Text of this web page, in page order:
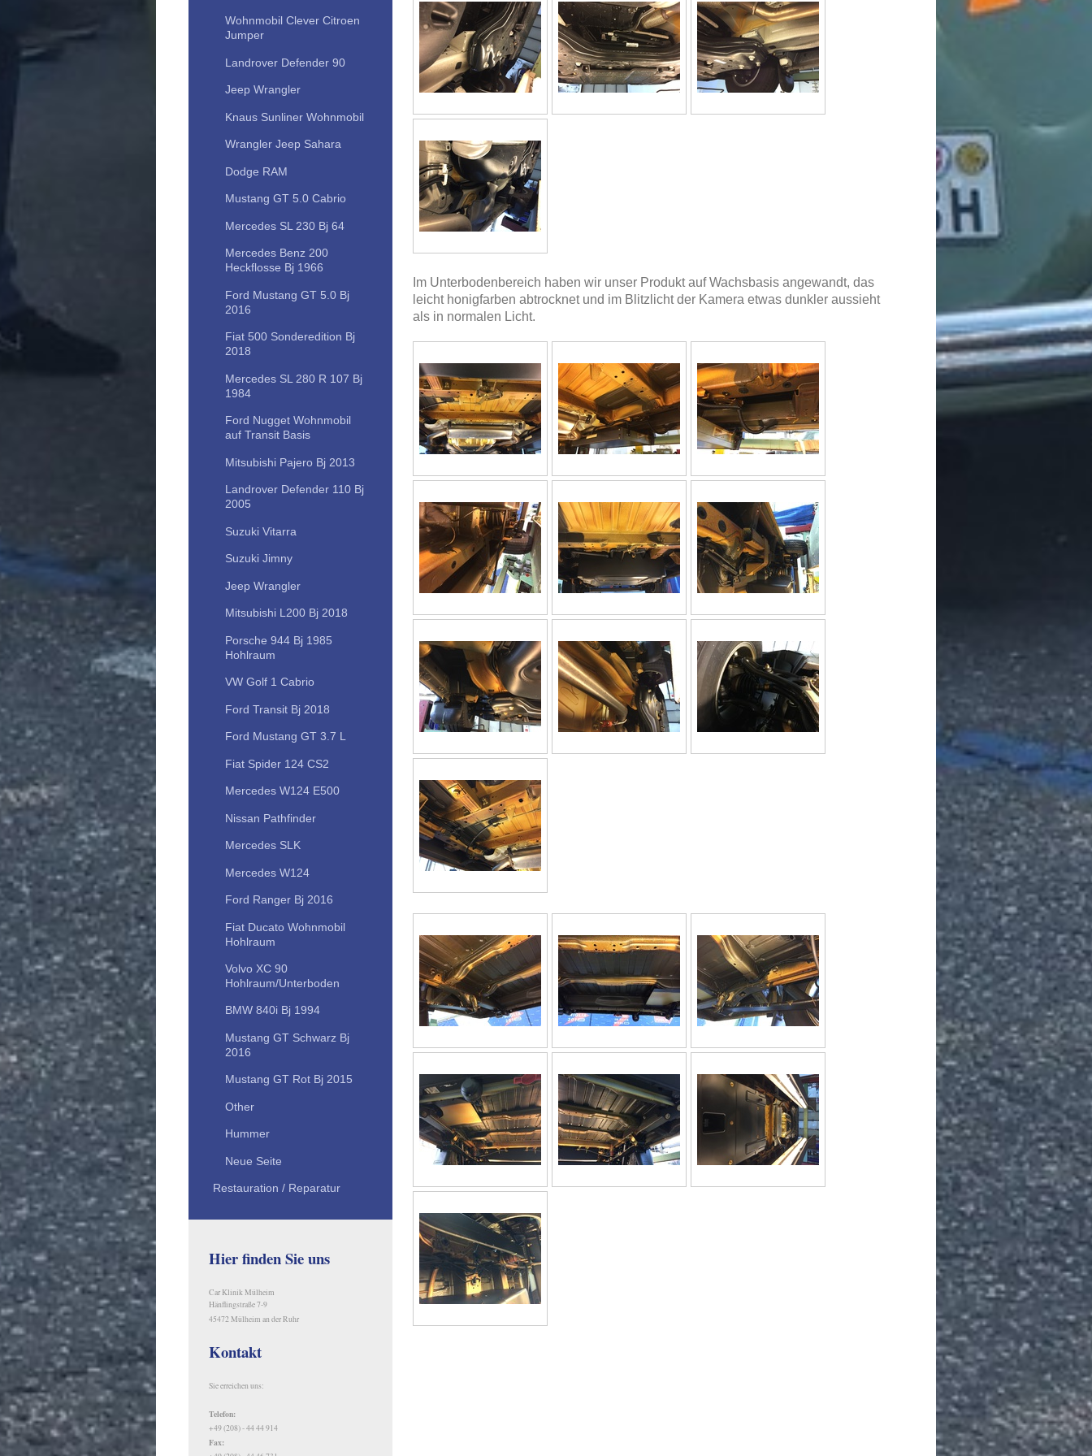
Im Unterbodenbereich haben wir unser Produkt auf Wachsbasis angewandt, das
leicht honigfarben abtrocknet und im Blitzlicht der Kamera etwas dunkler aussieht
als in normalen Licht.
Wohnmobil Clever Citroen
Jumper
Landrover Defender 90
Jeep Wrangler
Knaus Sunliner Wohnmobil
Wrangler Jeep Sahara
Dodge RAM
Mustang GT 5.0 Cabrio
Mercedes SL 230 Bj 64
Mercedes Benz 200
Heckflosse Bj 1966
Ford Mustang GT 5.0 Bj
2016
Fiat 500 Sonderedition Bj
2018
Mercedes SL 280 R 107 Bj
1984
Ford Nugget Wohnmobil
auf Transit Basis
Mitsubishi Pajero Bj 2013
Landrover Defender 110 Bj
2005
Suzuki Vitarra
Suzuki Jimny
Jeep Wrangler
Mitsubishi L200 Bj 2018
Porsche 944 Bj 1985
Hohlraum
VW Golf 1 Cabrio
Ford Transit Bj 2018
Ford Mustang GT 3.7 L
Fiat Spider 124 CS2
Mercedes W124 E500
Nissan Pathfinder
Mercedes SLK
Mercedes W124
Ford Ranger Bj 2016
Fiat Ducato Wohnmobil
Hohlraum
Volvo XC 90
Hohlraum/Unterboden
BMW 840i Bj 1994
Mustang GT Schwarz Bj
2016
Mustang GT Rot Bj 2015
Other
Hummer
Neue Seite
Restauration / Reparatur
Hier finden Sie uns
Car Klinik Mülheim
Hänflingstraße 7-9
45472 Mülheim an der Ruhr
Kontakt
Sie erreichen uns:
Telefon:
+49 (208) - 44 44 914
Fax: